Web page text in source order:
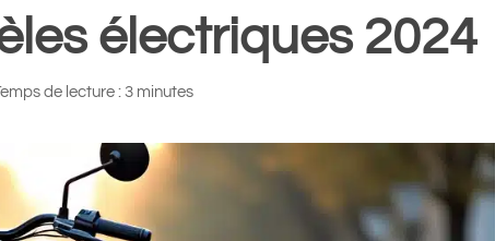
électriques 2024
de lecture : 3 minutes